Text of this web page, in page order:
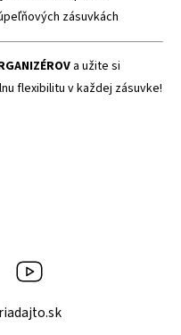
zásuvkách
a užite si
flexibilitu v každej zásuvke!
Instagram